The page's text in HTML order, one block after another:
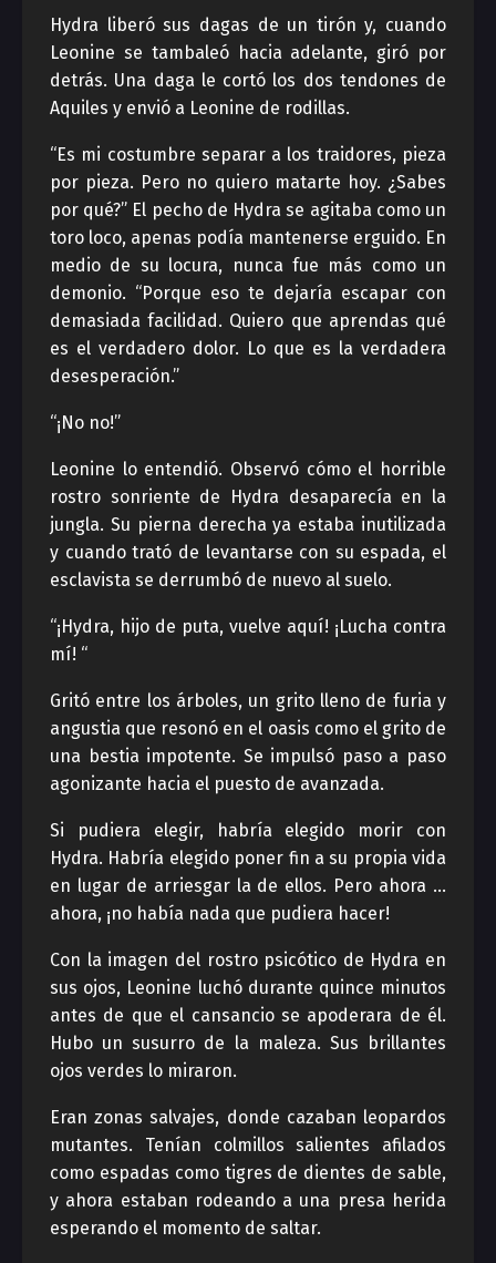
Hydra liberó sus dagas de un tirón y, cuando
Leonine se tambaleó hacia adelante, giró por
detrás. Una daga le cortó los dos tendones de
Aquiles y envió a Leonine de rodillas.
“Es mi costumbre separar a los traidores, pieza
por pieza. Pero no quiero matarte hoy. ¿Sabes
por qué?” El pecho de Hydra se agitaba como un
toro loco, apenas podía mantenerse erguido. En
medio de su locura, nunca fue más como un
demonio. “Porque eso te dejaría escapar con
demasiada facilidad. Quiero que aprendas qué
es el verdadero dolor. Lo que es la verdadera
desesperación.”
“¡No no!”
Leonine lo entendió. Observó cómo el horrible
rostro sonriente de Hydra desaparecía en la
jungla. Su pierna derecha ya estaba inutilizada
y cuando trató de levantarse con su espada, el
esclavista se derrumbó de nuevo al suelo.
“¡Hydra, hijo de puta, vuelve aquí! ¡Lucha contra
mí! “
Gritó entre los árboles, un grito lleno de furia y
angustia que resonó en el oasis como el grito de
una bestia impotente. Se impulsó paso a paso
agonizante hacia el puesto de avanzada.
Si pudiera elegir, habría elegido morir con
Hydra. Habría elegido poner fin a su propia vida
en lugar de arriesgar la de ellos. Pero ahora …
ahora, ¡no había nada que pudiera hacer!
Con la imagen del rostro psicótico de Hydra en
sus ojos, Leonine luchó durante quince minutos
antes de que el cansancio se apoderara de él.
Hubo un susurro de la maleza. Sus brillantes
ojos verdes lo miraron.
Eran zonas salvajes, donde cazaban leopardos
mutantes. Tenían colmillos salientes afilados
como espadas como tigres de dientes de sable,
y ahora estaban rodeando a una presa herida
esperando el momento de saltar.